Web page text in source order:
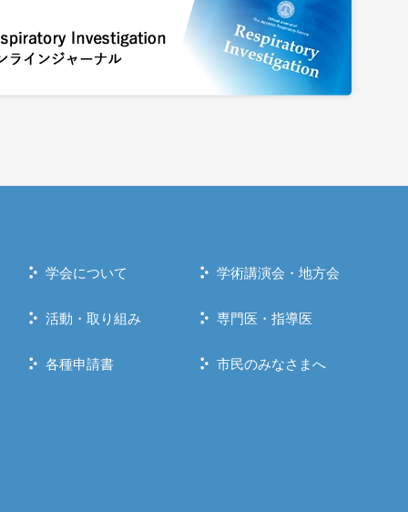
学会について 学術講演会・地方会
活動・取り組み 専門医・指導医
各種申請書 市民のみなさまへ